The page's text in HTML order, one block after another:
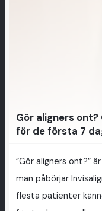
Gör aligners
för de första 7
”Gör aligners ont?”
man påbörjar
flesta patienter